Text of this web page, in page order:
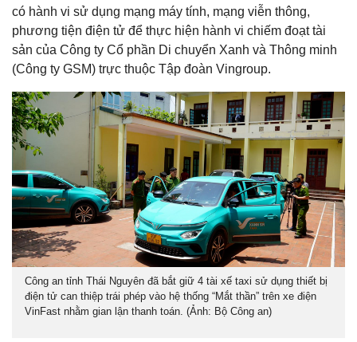
có hành vi sử dụng mạng máy tính, mạng viễn thông,
phương tiện điện tử để thực hiện hành vi chiếm đoạt tài
sản của Công ty Cổ phần Di chuyển Xanh và Thông minh
(Công ty GSM) trực thuộc Tập đoàn Vingroup.
Công an tỉnh Thái Nguyên đã bắt giữ 4 tài xế taxi sử dụng thiết bị
điện tử can thiệp trái phép vào hệ thống “Mắt thần” trên xe điện
VinFast nhằm gian lận thanh toán. (Ảnh: Bộ Công an)